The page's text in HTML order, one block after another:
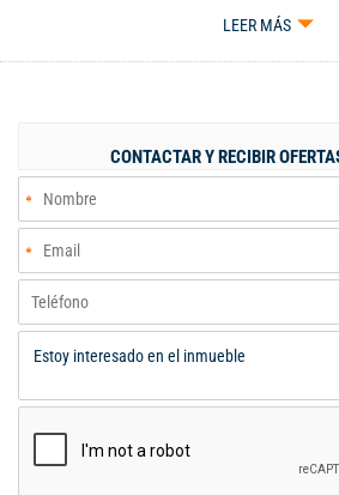
de visitantes diarios. Amplia oferta de
constante. Fácil acceso y parqueadero
tecnología. Haz visible tu marca en un
gran recordación. Llamanos
LEER MÁS
CONTACTAR Y RECIBIR